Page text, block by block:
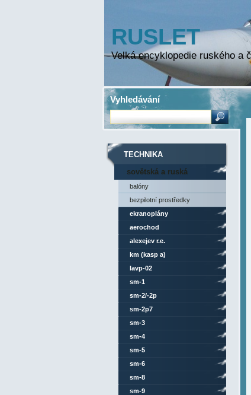
RUSLET
Velká encyklopedie ruského a
TECHNIKA
sovětská a ruská
technika
balóny
bezpilotní prostředky
ekranoplány
aerochod
alexejev r.e.
km (kasp a)
lavp-02
sm-1
sm-2/-2p
sm-2p7
sm-3
sm-4
sm-5
sm-6
sm-8
sm-9
Vyhledávání